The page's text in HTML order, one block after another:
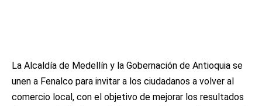
La Alcaldía de Medellín y la Gobernación de Antioquia se
unen a Fenalco para invitar a los ciudadanos a volver al
comercio local, con el objetivo de mejorar los resultados